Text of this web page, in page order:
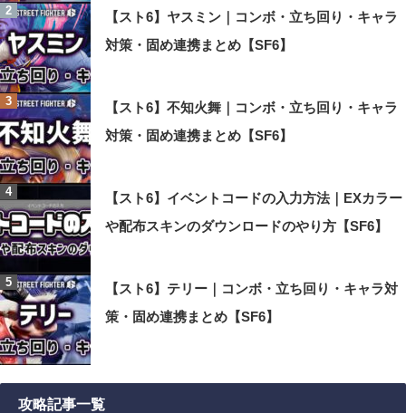
【スト6】ヤスミン｜コンボ・立ち回り・キャラ
対策・固め連携まとめ【SF6】
【スト6】不知火舞｜コンボ・立ち回り・キャラ
対策・固め連携まとめ【SF6】
【スト6】イベントコードの入力方法｜EXカラー
や配布スキンのダウンロードのやり方【SF6】
【スト6】テリー｜コンボ・立ち回り・キャラ対
策・固め連携まとめ【SF6】
攻略記事一覧